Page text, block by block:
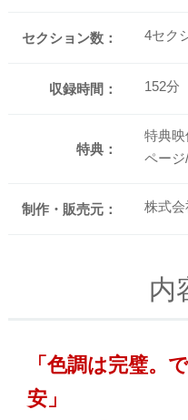
セクション数： 4セク
収録時間： 152分
特典：
特典
ページ
制作・販売元： 株式
内
「色調は完璧。
安」